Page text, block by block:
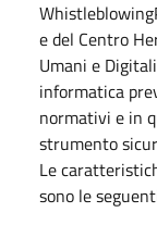
e del Centro
Umani e
informatica
normativi e in
strumento
Le
sono le